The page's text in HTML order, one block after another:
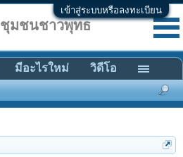
เข้าสู่ระบบหรือลงทะเบียน
ชุมชนชาวพุทธ
มีอะไรใหม่ วิดีโอ